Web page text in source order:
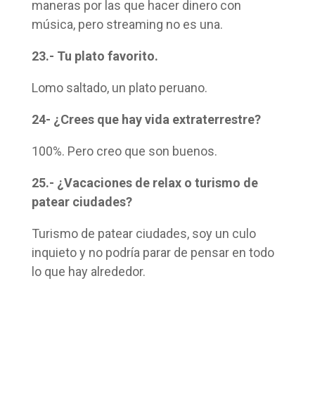
maneras por las que hacer dinero con
música, pero streaming no es una.
23.- Tu plato favorito.
Lomo saltado, un plato peruano.
24- ¿Crees que hay vida extraterrestre?
100%. Pero creo que son buenos.
25.- ¿Vacaciones de relax o turismo de
patear ciudades?
Turismo de patear ciudades, soy un culo
inquieto y no podría parar de pensar en todo
lo que hay alrededor.